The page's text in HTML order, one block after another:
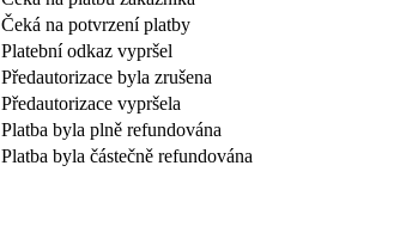
Čeká na potvrzení platby
Platební odkaz vypršel
Předautorizace byla zrušena
Předautorizace vypršela
Platba byla plně refundována
Platba byla částečně refundována